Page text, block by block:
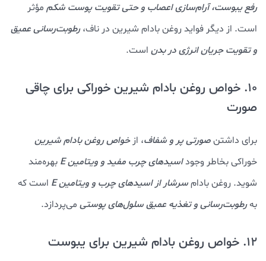
رفع یبوست، آرام‌سازی اعصاب و حتی تقویت پوست شکم مؤثر
است. از دیگر فواید روغن بادام شیرین در ناف،رطوبت‌رسانی عمیق
و تقویت جریان انرژی در بدن است.
10. خواص روغن بادام شيرين خوراکی برای چاقی
صورت
برای داشتنصورتی پر و شفاف، ازخواص روغن بادام شيرين
خوراکی بخاطر وجوداسیدهای چرب مفید و ویتامین E ‌ بهره‌مند
شوید. روغن بادامسرشار از اسیدهای چرب و ویتامین E
است که
بهرطوبت‌رسانی و تغذیه عمیق سلول‌های پوستی می‌پردازد.
12. خواص روغن بادام شيرين برای یبوست